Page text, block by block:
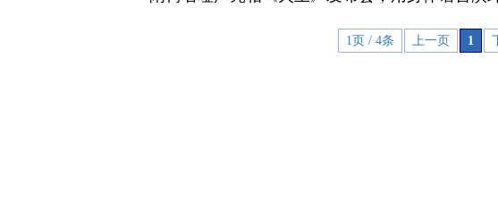
1页 / 4条 上一页 1